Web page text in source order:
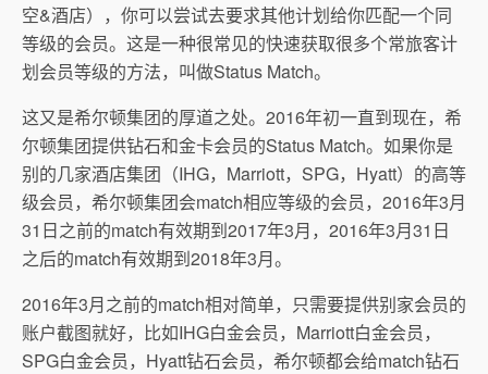
空&酒店），你可以尝试去要求其他计划给你匹配一个同
等级的会员。这是一种很常见的快速获取很多个常旅客计
划会员等级的方法，叫做Status Match。
这又是希尔顿集团的厚道之处。2016年初一直到现在，希
尔顿集团提供钻石和金卡会员的Status Match。如果你是
别的几家酒店集团（IHG，Marriott，SPG，Hyatt）的高等
级会员，希尔顿集团会match相应等级的会员，2016年3月
31日之前的match有效期到2017年3月，2016年3月31日
之后的match有效期到2018年3月。
2016年3月之前的match相对简单，只需要提供别家会员的
账户截图就好，比如IHG白金会员，Marriott白金会员，
SPG白金会员，Hyatt钻石会员，希尔顿都会给match钻石